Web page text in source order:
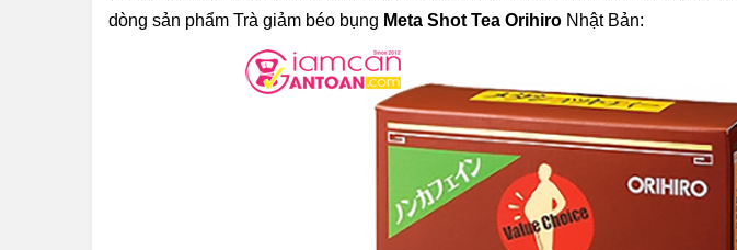
dòng sản phẩm Trà giảm béo bụng Meta Shot Tea OrihiroNhật Bản: